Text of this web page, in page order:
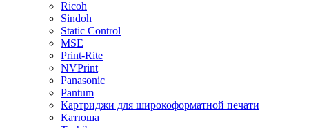
Ricoh
Sindoh
Static Control
MSE
Print-Rite
NVPrint
Panasonic
Pantum
Картриджи для широкоформатной печати
Катюша